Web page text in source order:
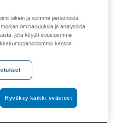
Napaketjupyörä
Kartioholkille 1-
rivinen
Tuotenumero
T19002026
Toimittajan
tuotenumero:
oikein ja voimme personoida
ominaisuuksia ja analysoida
jolla käytät sivustoamme
kanssa.
Hyväksy kaikki evästeet